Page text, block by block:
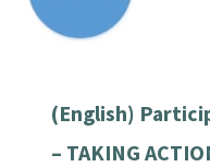
(English)
– TAKING